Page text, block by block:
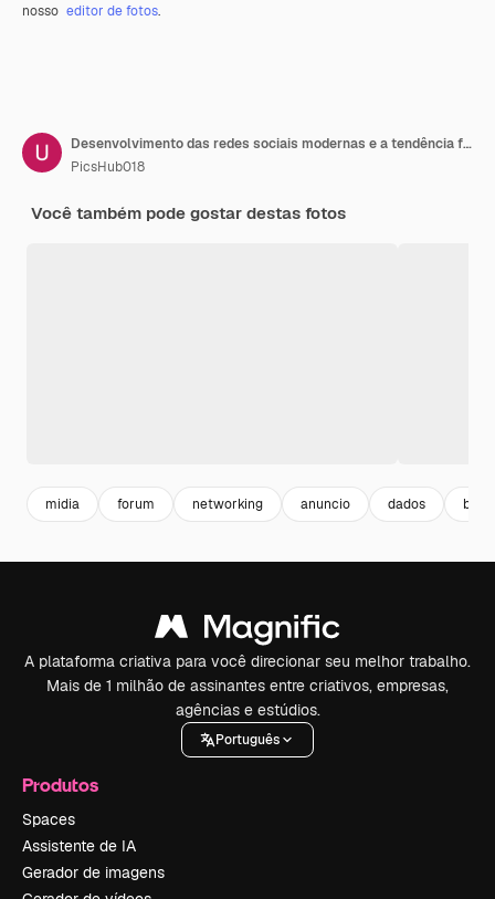
nosso editor de fotos.
Desenvolvimento das redes sociais modernas e a tendência futura das redes sociais
PicsHub018
Você também pode gostar destas fotos
midia forum networking anuncio dados
A plataforma criativa para você direcionar seu melhor trabalho.
Mais de 1 milhão de assinantes entre criativos, empresas,
agências e estúdios.
Português
Produtos
Spaces
Assistente de IA
Gerador de imagens